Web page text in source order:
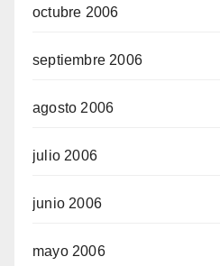
octubre 2006
septiembre 2006
agosto 2006
julio 2006
junio 2006
mayo 2006